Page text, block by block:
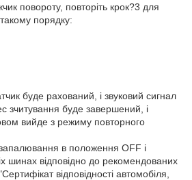
повороту, повторіть крок?3 для
порядку:
буде рахований, і звуковий сигнал
зчитування буде завершений, і
вийде з режиму повторного
в положення OFF і
шинах відповідно до рекомендованих
відповідності автомобіля,